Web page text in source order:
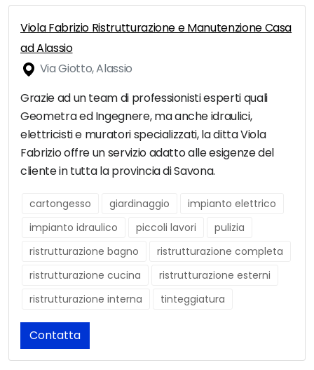
Viola Fabrizio Ristrutturazione e Manutenzione Casa
ad Alassio
Via Giotto, Alassio
Grazie ad un team di professionisti esperti quali
Geometra ed Ingegnere, ma anche idraulici,
elettricisti e muratori specializzati, la ditta Viola
Fabrizio offre un servizio adatto alle esigenze del
cliente in tutta la provincia di Savona.
cartongesso giardinaggio
impianto elettrico
impianto idraulico
piccoli lavori
pulizia
ristrutturazione bagno
ristrutturazione completa
ristrutturazione cucina
ristrutturazione esterni
ristrutturazione interna
tinteggiatura
Contatta